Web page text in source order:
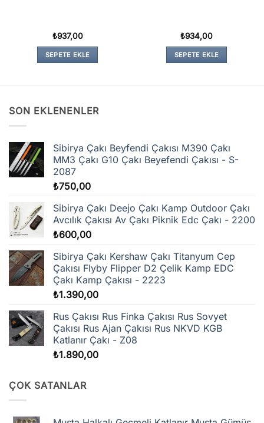
₺937,00
SEPETE EKLE
₺934,00
SEPETE EKLE
SON EKLENENLER
Sibirya Çakı Beyfendi Çakısı M390 Çakı
MM3 Çakı G10 Çakı Beyefendi Çakısı - S-
2087
₺750,00
Sibirya Çakı Deejo Çakı Kamp Outdoor Çakı
Avcılık Çakısı Av Çakı Piknik Edc Çakı - 2200
₺600,00
Sibirya Çakı Kershaw Çakı Titanyum Cep
Çakısı Flyby Flipper D2 Çelik Kamp EDC
Çakı Kamp Çakısı - 2223
₺1.390,00
Rus Çakısı Rus Finka Çakısı Rus Sovyet
Çakısı Rus Ajan Çakısı Rus NKVD KGB
Katlanır Çakı - Z08
₺1.890,00
ÇOK SATANLAR